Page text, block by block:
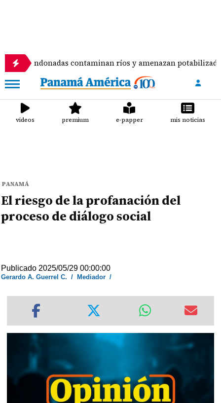
contaminan ríos y amenazan potabilizadora en
videos premium e-papper mis noticias
PANAMÁ
El riesgo de la profanación del
proceso de diálogo social
Publicado 2025/05/29 00:00:00
Gerardo A. Guerrel C. / Mediador /